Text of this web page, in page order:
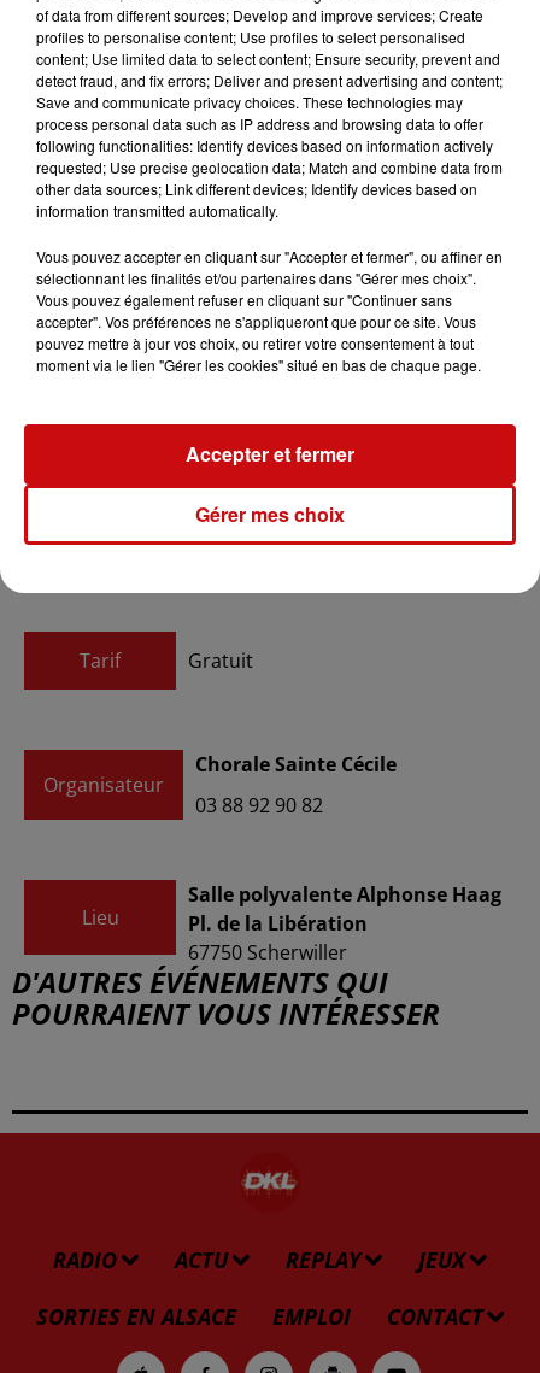
Date
au14 janvier 2024 à 16h00
Date
du20 janvier 2024 à 20h00
au20 janvier 2024 à 22h00
Date
du21 janvier 2024 à 14h00
au21 janvier 2024 à 16h00
au26 janvier 2024 à 22h00
Date
du27 janvier 2024 à 20h00
Tarif Gratuit
Organisateur
Chorale Sainte Cécile
03 88 92 90 82
Lieu
Salle polyvalente Alphonse Haag
Pl. de la Libération
67750 Scherwiller
D'AUTRES ÉVÉNEMENTS QUI
POURRAIENT VOUS INTÉRESSER
RADIO ACTU REPLAY
JEUX
SORTIES EN ALSACE
EMPLOI CONTACT
of data from different sources; Develop and improve services; Create
profiles to personalise content; Use profiles to select personalised
content; Use limited data to select content; Ensure security, prevent and
detect fraud, and fix errors; Deliver and present advertising and content;
Save and communicate privacy choices. These technologies may
process personal data such as IP address and browsing data to offer
following functionalities: Identify devices based on information actively
requested; Use precise geolocation data; Match and combine data from
other data sources; Link different devices; Identify devices based on
information transmitted automatically.
Vous pouvez accepter en cliquant sur "Accepter et fermer", ou affiner en
sélectionnant les finalités et/ou partenaires dans "Gérer mes choix".
Vous pouvez également refuser en cliquant sur "Continuer sans
accepter". Vos préférences ne s'appliqueront que pour ce site. Vous
pouvez mettre à jour vos choix, ou retirer votre consentement à tout
moment via le lien "Gérer les cookies" situé en bas de chaque page.
Gérer mes choix
Accepter et fermer